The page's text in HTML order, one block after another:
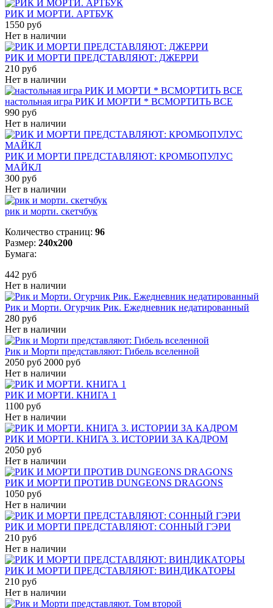
РИК И МОРТИ. АРТБУК
1550 руб
Нет в наличии
РИК И МОРТИ ПРЕДСТАВЛЯЮТ: ДЖЕРРИ
210 руб
Нет в наличии
настольная игра РИК И МОРТИ * ВСМОРТИТЬ ВСЕ
990 руб
Нет в наличии
РИК И МОРТИ ПРЕДСТАВЛЯЮТ: КРОМБОПУЛУС
МАЙКЛ
300 руб
Нет в наличии
рик и морти. скетчбук
Количество страниц: 96
Размер: 240x200
Бумага:
442 руб
Нет в наличии
Рик и Морти. Огурчик Рик. Ежедневник недатированный
280 руб
Нет в наличии
Рик и Морти представляют: Гибель вселенной
2050 руб 2000 руб
Нет в наличии
РИК И МОРТИ. КНИГА 1
1100 руб
Нет в наличии
РИК И МОРТИ. КНИГА 3. ИСТОРИИ ЗА КАДРОМ
2050 руб
Нет в наличии
РИК И МОРТИ ПРОТИВ DUNGEONS DRAGONS
1050 руб
Нет в наличии
РИК И МОРТИ ПРЕДСТАВЛЯЮТ: СОННЫЙ ГЭРИ
210 руб
Нет в наличии
РИК И МОРТИ ПРЕДСТАВЛЯЮТ: ВИНДИКАТОРЫ
210 руб
Нет в наличии